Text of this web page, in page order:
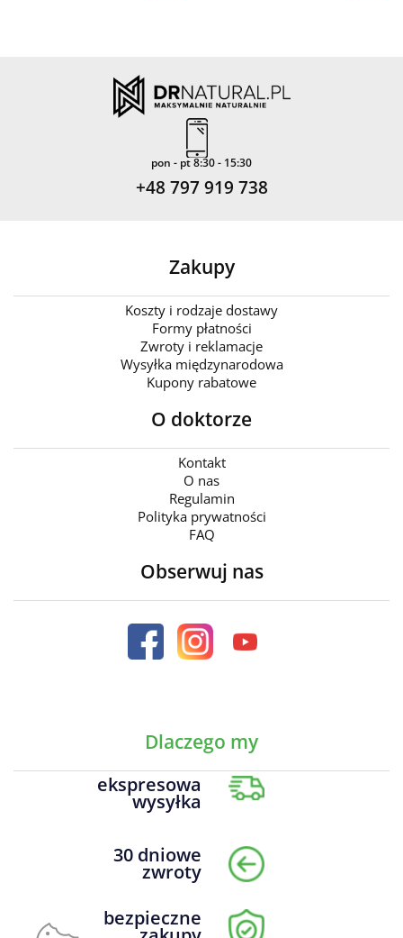
pon - pt 8:30 - 15:30
+48 797 919 738
Zakupy
Koszty i rodzaje dostawy
Formy płatności
Zwroty i reklamacje
Wysyłka międzynarodowa
Kupony rabatowe
O doktorze
Kontakt
O nas
Regulamin
Polityka prywatności
FAQ
Obserwuj nas
Dlaczego my
ekspresowa
wysyłka
30 dniowe
zwroty
bezpieczne